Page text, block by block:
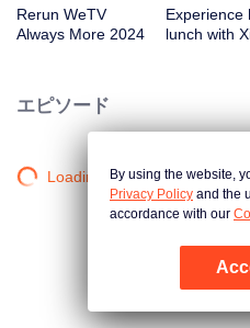
Rerun WeTV
Always More 2024
Experience
lunch with
エピソード
Loading…By using the website,
Privacy Policy and the
accordance with our